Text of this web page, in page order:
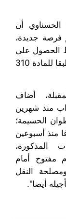
الحسناوي أن
فرصة جديدة،
الحصول على
البطاقة، فهم يعتبرون ممارسين للمهنة طبقا للمادة 310
أضاف
منذ شهرين
الحسيمة؛
منذ أسبوعين
المذكورة،
مفتوح أمام
النقل
أيضا".